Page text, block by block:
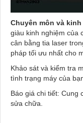
Chuyên môn và
giàu kinh nghiệm của
cân bằng tia laser
pháp tối ưu nhất cho
Khảo sát và kiểm tra
tình trạng máy của
Báo giá chi tiết: Cung
sửa chữa.